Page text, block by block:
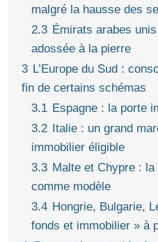
malgré la hausse des
2.3 Émirats arabes
adossée à la pierre
3 L’Europe du Sud :
fin de certains schémas
3.1 Espagne : la porte
3.2 Italie : un grand
immobilier éligible
3.3 Malte et Chypre :
comme modèle
3.4 Hongrie, Bulgarie,
fonds et immobilier » à